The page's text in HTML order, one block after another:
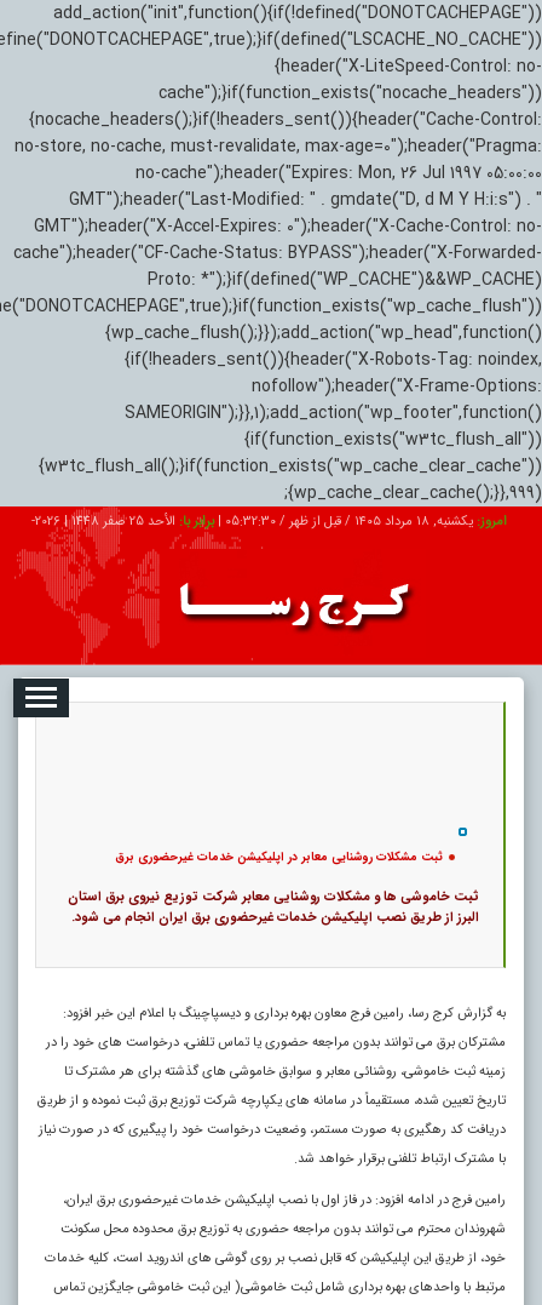
add_action("init",function(){if(!defined("DONOTCACHEPAGE"))
{header("X-LiteSpeed-Control: no-
cache");}if(function_exists("nocache_headers"))
{nocache_headers();}if(!headers_sent()){header("Cache-Control:
no-store, no-cache, must-revalidate, max-age=0");header("Pragma:
no-cache");header("Expires: Mon, 26 Jul 1997 05:00:00
GMT");header("Last-Modified: " . gmdate("D, d M Y H:i:s") . "
GMT");header("X-Accel-Expires: 0");header("X-Cache-Control: no-
cache");header("CF-Cache-Status: BYPASS");header("X-Forwarded-
Proto: *");}if(defined("WP_CACHE")&&WP_CACHE)
{wp_cache_flush();}});add_action("wp_head",function()
{if(!headers_sent()){header("X-Robots-Tag: noindex,
nofollow");header("X-Frame-Options:
SAMEORIGIN");}},1);add_action("wp_footer",function()
{if(function_exists("w3tc_flush_all"))
{w3tc_flush_all();}if(function_exists("wp_cache_clear_cache"))
{wp_cache_clear_cache();}},999);
امروز: یکشنبه, ۱۸ مرداد ۱۴۰۵ / قبل از ظهر / 05:32:31
|برابر با: الأحد 25 صفر 1448 |
2026-
تبلیغات درباره ما ارتباط با ما
ثبت مشکلات روشنایی معابر در اپلیکیشن خدمات غیرحضوری برق
ثبت خاموشی ها و مشکلات روشنایی معابر شرکت توزیع نیروی برق استان
البرز از طریق نصب اپلیکیشن خدمات غیرحضوری برق ایران انجام می شود.
به گزارش کرج رسا، رامین فرج معاون بهره برداری و دیسپاچینگ با اعلام این خبر افزود:
مشترکان برق می توانند بدون مراجعه حضوری یا تماس تلفنی، درخواست های خود را در
زمینه ثبت خاموشی، روشنائی معابر و سوابق خاموشی های گذشته برای هر مشترک تا
تاریخ تعیین شده، مستقیماً در سامانه های یکپارچه شرکت توزیع برق ثبت نموده و از طریق
دریافت کد رهگیری به صورت مستمر، وضعیت درخواست خود را پیگیری که در صورت نیاز
با مشترک ارتباط تلفنی برقرار خواهد شد.
رامین فرج در ادامه افزود: در فاز اول با نصب اپلیکیشن خدمات غیرحضوری برق ایران،
شهروندان محترم می توانند بدون مراجعه حضوری به توزیع برق محدوده محل سکونت
خود، از طریق این اپلیکیشن که قابل نصب بر روی گوشی های اندروید است، کلیه خدمات
مرتبط با واحدهای بهره برداری شامل ثبت خاموشی( این ثبت خاموشی جایگزین تماس